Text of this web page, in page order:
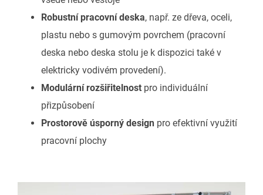
Robustní pracovní deska, např. ze dřeva, oceli,
plastu nebo s gumovým povrchem (pracovní
deska nebo deska stolu je k dispozici také v
elektricky vodivém provedení).
Modulární rozšiřitelnost pro individuální
přizpůsobení
Prostorově úsporný design pro efektivní využití
pracovní plochy